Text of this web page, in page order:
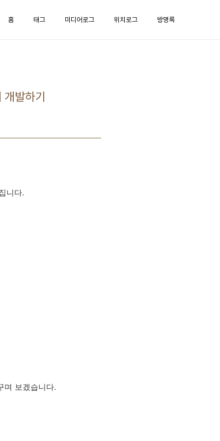
홈 태그 미디어로그 위치로그 방명록
발하기
니다.
며 보겠습니다.